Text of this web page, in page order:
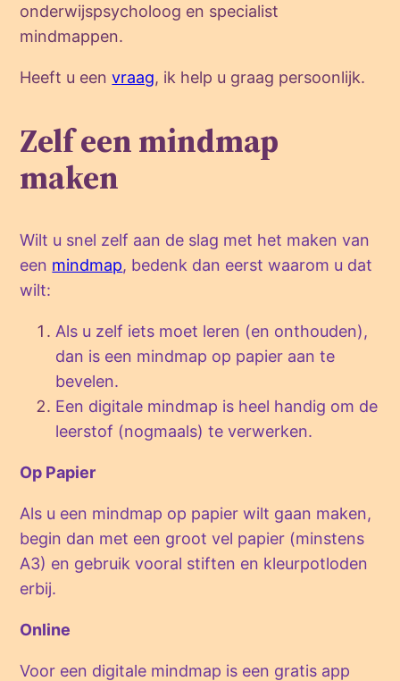
onderwijspsycholoog en specialist
mindmappen.
Heeft u eenvraag, ik help u graag persoonlijk.
Zelf een mindmap
maken
Wilt u snel zelf aan de slag met het maken van
een mindmap, bedenk dan eerst waarom u dat
wilt:
Als u zelf iets moet leren (en onthouden),
dan is een mindmap op papier aan te
bevelen.
Een digitale mindmap is heel handig om de
leerstof (nogmaals) te verwerken.
Op Papier
Als u een mindmap op papier wilt gaan maken,
begin dan met een groot vel papier (minstens
A3) en gebruik vooral stiften en kleurpotloden
erbij.
Online
Voor een digitale mindmap is een gratis app